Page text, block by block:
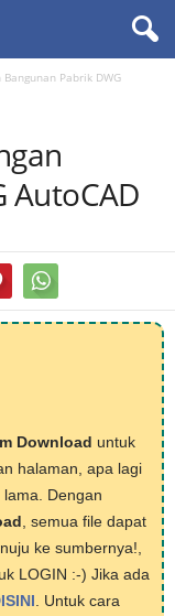
Pabrik DWG
AutoCAD
Download untuk
halaman, apa lagi
Dengan
, semua file dapat
ke sumbernya!,
LOGIN :-) Jika ada
. Untuk cara